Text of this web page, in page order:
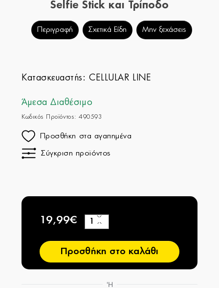
Selfie Stick και Τρίποδο
Περιγραφή Σχετικά Είδη Μην ξεχάσεις
Κατασκευαστής:CELLULAR LINE
Άμεσα Διαθέσιμο
Κωδικός Προϊόντος: 490593
Προσθήκη στα αγαπημένα
Σύγκριση προϊόντος
19,99€
−
+
Προσθήκη στο καλάθι